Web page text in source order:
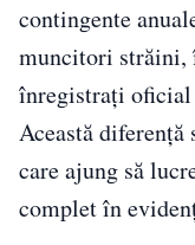
contingente
muncitori străini,
înregistrați
Această diferență
care ajung să
complet în